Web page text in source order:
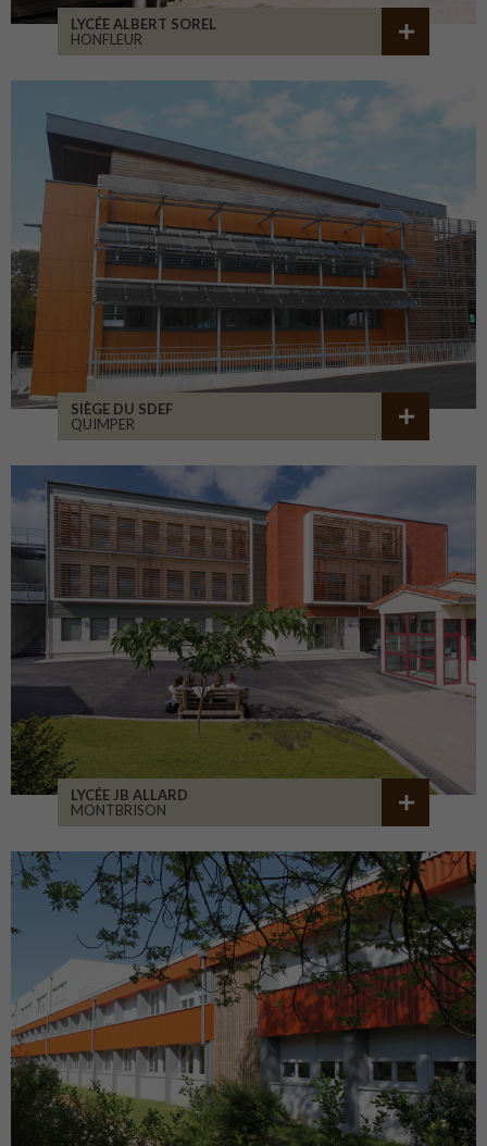
LYCÉE ALBERT SOREL
HONFLEUR
SIÈGE DU SDEF
QUIMPER
LYCÉE JB ALLARD
MONTBRISON